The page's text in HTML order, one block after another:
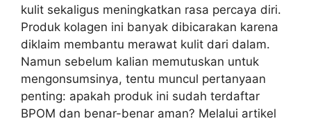
kulit sekaligus meningkatkan rasa percaya diri.
Produk kolagen ini banyak dibicarakan karena
diklaim membantu merawat kulit dari dalam.
Namun sebelum kalian memutuskan untuk
mengonsumsinya, tentu muncul pertanyaan
penting: apakah produk ini sudah terdaftar
BPOM dan benar-benar aman? Melalui artikel